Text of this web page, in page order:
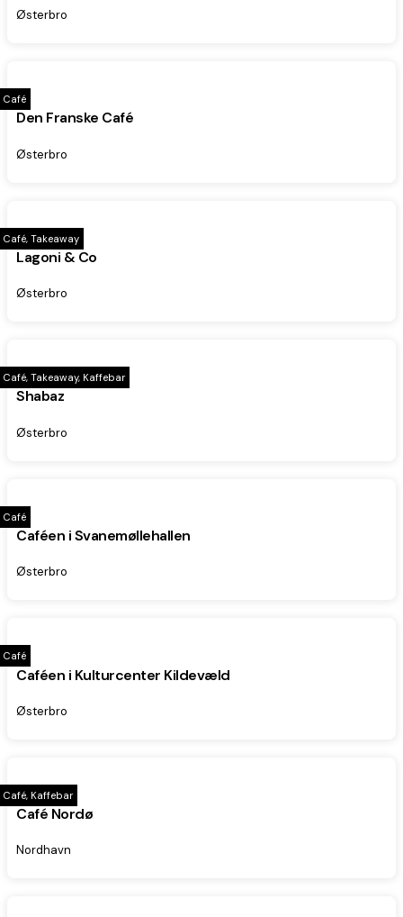
Østerbro
Café
Den Franske Café
Østerbro
Café, Takeaway
Lagoni & Co
Østerbro
Café, Takeaway, Kaffebar
Shabaz
Østerbro
Café
Caféen i Svanemøllehallen
Østerbro
Café
Caféen i Kulturcenter Kildevæld
Østerbro
Café, Kaffebar
Café Nordø
Nordhavn